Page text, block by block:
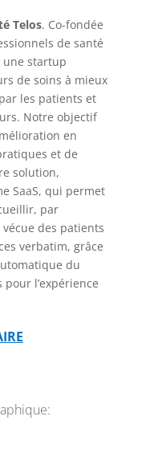
Telos. Co-fondée
de santé
une startup
de soins à mieux
les patients et
Notre objectif
en
et de
solution,
SaaS, qui permet
par
des patients
verbatim, grâce
du
l’expérience
: